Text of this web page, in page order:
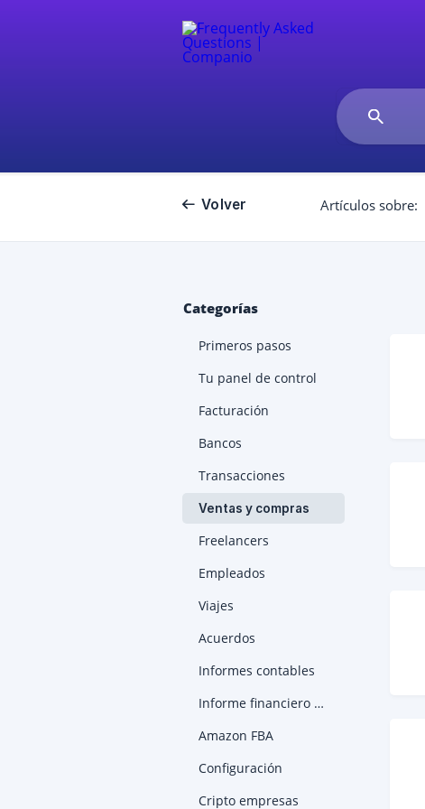
Volver Artículos sobre:
Categorías
Primeros pasos
Tu panel de control
Facturación
Bancos
Transacciones
Ventas y compras
Freelancers
Empleados
Viajes
Acuerdos
Informes contables
Informe financiero anual
Amazon FBA
Configuración
Cripto empresas